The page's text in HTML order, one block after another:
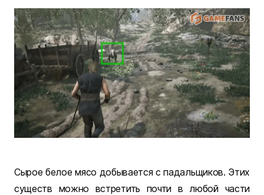
Сырое белое мясо добывается с падальщиков. Этих
существ можно встретить почти в любой части